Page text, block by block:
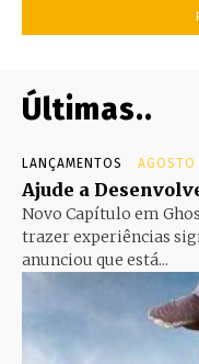
Últimas..
LANÇAMENTOS
Ajude a
Novo Capítulo em
trazer experiências
anunciou que está...